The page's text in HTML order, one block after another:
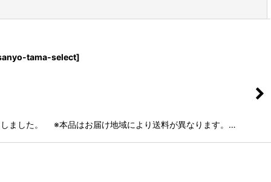
tama-select]
ました。 ※本品はお届け地域により送料が異なります。…